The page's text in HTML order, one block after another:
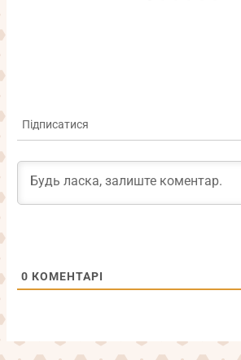
Підписатися
0 КОМЕНТАРІ